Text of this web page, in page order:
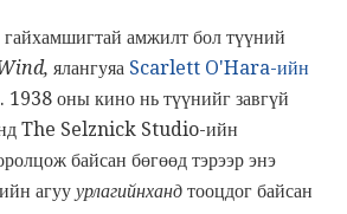
амжилт бол түүний
ялангуяа Scarlett O'Hara-ийн
. 1938 оны кино нь түүнийг завгүй
The ​​Selznick Studio-ийн
байсан бөгөөд тэрээр энэ
агуу урлагийнханд тооцдог байсан